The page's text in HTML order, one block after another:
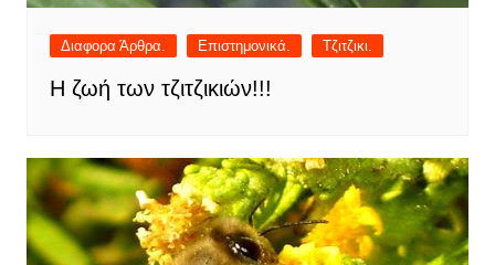
Διαφορα Άρθρα. Επιστημονικά. Τζιτζικι.
Η ζωή των τζιτζικιών!!!